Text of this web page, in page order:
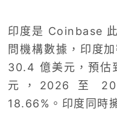
印度是 Coinbase
問機構數據，印度
30.4 億美元，預估
元，2026 至
18.66%。印度同時